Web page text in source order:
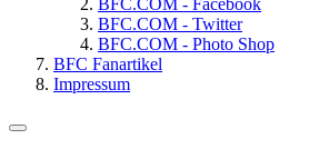
BFC.COM - Facebook
BFC.COM - Twitter
BFC.COM - Photo Shop
BFC Fanartikel
Impressum